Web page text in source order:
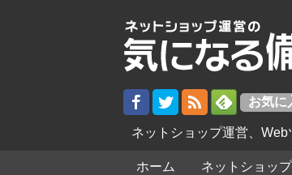
ネットショップ運営、
ホーム ネットショッ